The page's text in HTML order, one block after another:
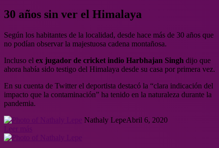
30 años sin ver el Himalaya
Según los habitantes de la localidad, desde hace más de 30 años que
no podían observar la majestuosa cadena montañosa.
Incluso el ex jugador de cricket indio Harbhajan Singh dijo que
ahora había sido testigo del Himalaya desde su casa por primera vez.
En su cuenta de Twitter el deportista destacó la “clara indicación del
impacto que la contaminación” ha tenido en la naturaleza durante la
pandemia.
Nathaly LepeAbril 6, 2020